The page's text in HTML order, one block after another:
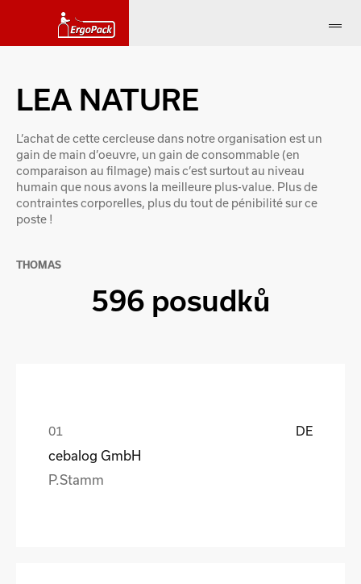
LEA NATURE
L’achat de cette cercleuse dans notre organisation est un
gain de main d’oeuvre, un gain de consommable (en
comparaison au filmage) mais c’est surtout au niveau
humain que nous avons la meilleure plus-value. Plus de
contraintes corporelles, plus du tout de pénibilité sur ce
poste !
THOMAS
596 posudků
DE
cebalog GmbH
P.Stamm